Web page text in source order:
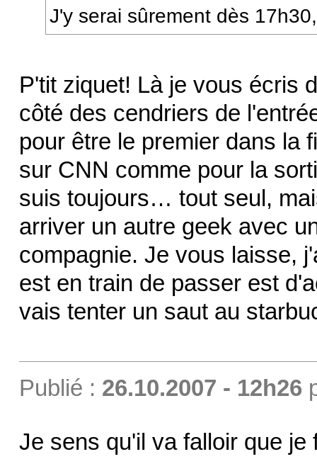
J'y serai sûrement dès
P'tit ziquet! Là je vous écris
côté des cendriers de
pour être le premier dans la
sur CNN comme pour la
suis toujours… tout seul,
arriver un autre geek avec
compagnie. Je vous laisse,
est en train de passer est
vais tenter un saut au
Publié : 26.10.2007 - 12h26
Je sens qu'il va falloir que